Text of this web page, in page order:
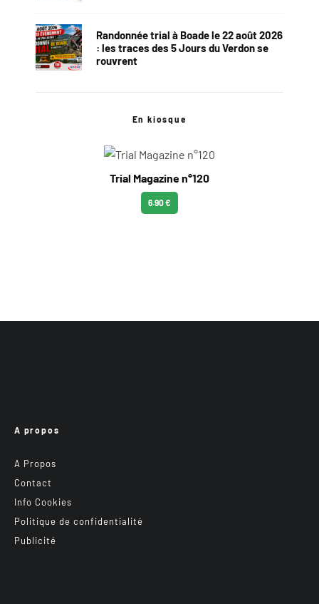
Randonnée trial à Boade le 22 août 2026
: les traces des 5 Jours du Verdon se
rouvrent
En kiosque
Trial Magazine n°120
6.90 €
A propos
A Propos
Contact
Info Cookies
Politique de confidentialité
Publicité